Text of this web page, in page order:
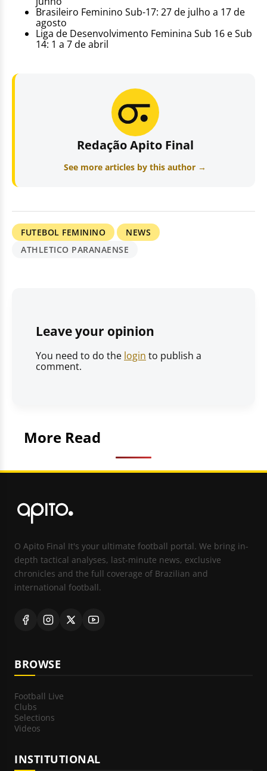
Brasileiro Feminino Sub-17: 27 de julho a 17 de
agosto
Liga de Desenvolvimento Feminina Sub 16 e Sub
14: 1 a 7 de abril
Redação Apito Final
See more articles by this author →
FUTEBOL FEMININO
NEWS
ATHLETICO PARANAENSE
Leave your opinion
You need to do the login to publish a
comment.
More Read
O Apito Final It's your ultimate football portal. We bring in-
depth tactical analyses, last-minute news, exclusive
chronicles and the full coverage of Brazilian and
international football.
BROWSE
Football Live
Clubs
Selections
Videos
INSTITUTIONAL